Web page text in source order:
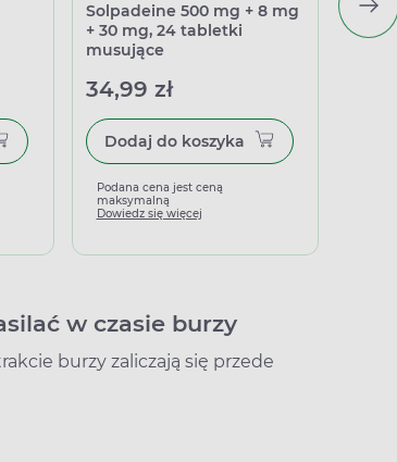
Solpadeine 500 mg + 8 mg
+ 30 mg, 24 tabletki
musujące
34,99 zł
Dodaj do koszyka
Podana cena jest ceną
maksymalną
Dowiedz się więcej
w czasie burzy
burzy zaliczają się przede